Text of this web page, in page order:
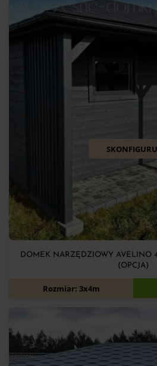
DOMEK NARZĘDZIOWY AVELINO
(OPCJA)
7 900
Rozmiar: 3x4m